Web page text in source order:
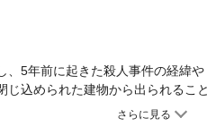
、5年前に起きた殺人事件の経緯
じ込められた建物から出られるこ
――！大人気推理サスペンス最終巻